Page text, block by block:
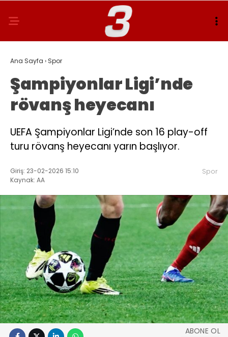
Ana Sayfa › Spor
Şampiyonlar Ligi’nde
rövanş heyecanı
UEFA Şampiyonlar Ligi’nde son 16 play-off
turu rövanş heyecanı yarın başlıyor.
Giriş: 23-02-2026 15:10
Kaynak: AA
Spor
ABONE OL